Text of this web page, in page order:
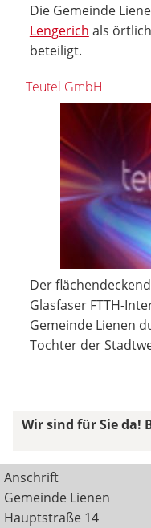
Die Gemeinde
Lengerich als
beteiligt.
Teutel GmbH
Der
Glasfaser FTTH-
Gemeinde Lienen
Tochter der
Wir sind für Sie da!
Anschrift
Gemeinde Lienen
Hauptstraße 14